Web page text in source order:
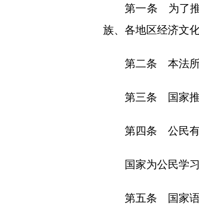
第一条 为了推动
族、各地区经济文
第二条 本法所称
第三条 国家推广
第四条 公民有学
国家为公民学习
第五条 国家语言